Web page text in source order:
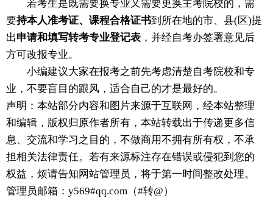
若考生是既需要换专业又需要更换主考院校的，需
要持本人准考证、课程合格证书到所在地的市、县(区)提
出申请和填写转考专业登记表 ，并经自考办签署意见后
方可改报专业。
小编建议大家在报考之前先考虑清楚自考院校和专
业，不要盲目的跟风，适合自己的才是最好的。
声明：本站部分内容和图片来源于互联网，经本站整理
和编辑，版权归原作者所有，本站转载出于传递更多信
息、交流和学习之目的，不做商用不拥有所有权，不承
担相关法律责任。若有来源标注存在错误或侵犯到您的
权益，烦请告知网站管理员，将于第一时间整改处理。
管理员邮箱：y569#qq.com（#转@）